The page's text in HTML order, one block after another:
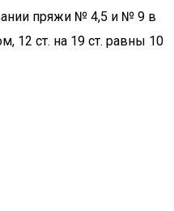
пряжи № 4,5 и № 9 в
12 ст. на 19 ст. равны 10